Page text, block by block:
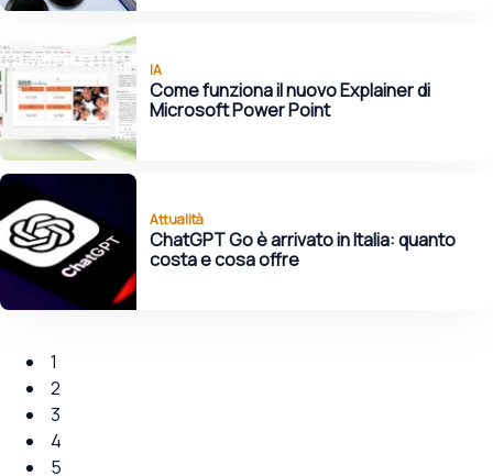
IA
Come funziona il nuovo Explainer di
Microsoft Power Point
Attualità
ChatGPT Go è arrivato in Italia: quanto
costa e cosa offre
1
2
3
4
5